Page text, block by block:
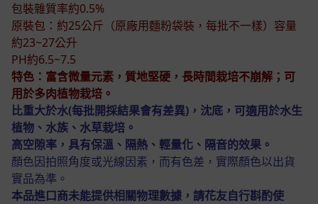
包裝雜質率約0.5%
原裝包：約25公斤（原廠用麵粉袋裝，每批不一樣）容量
約23~27公升
PH約6.5~7.5
特色：富含微量元素，質地堅硬，長時間栽培不崩解；可
用於多肉植物栽培。
比重大於水(每批開採結果會有差異)，沈底，可適用於水生
植物、水族、水草栽培。
高空隙率，具有保溫、隔熱、輕量化、隔音的效果。
顏色因拍照角度或光線因素，而有色差，實際顏色以出貨
實品為準。
本品進口商未能提供相關物理數據，請花友自行斟酌使